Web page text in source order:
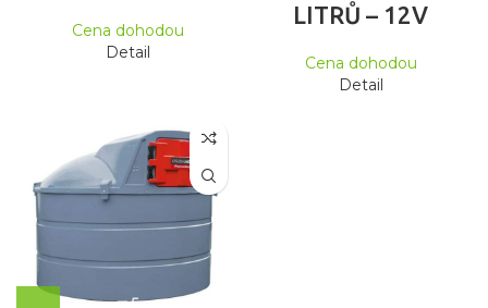
Cena dohodou
Detail
LITRŮ – 12V
Cena dohodou
Detail